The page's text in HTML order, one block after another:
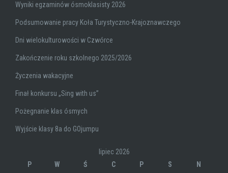
Wyniki egzaminów ósmoklasisty 2026
Podsumowanie pracy Koła Turystyczno-Krajoznawczego
Dni wielokulturowości w Czwórce
Zakończenie roku szkolnego 2025/2026
Życzenia wakacyjne
Finał konkursu „Sing with us”
Pożegnanie klas ósmych
Wyjście klasy 8a do GOjumpu
lipiec 2026
P
W Ś C P S
N